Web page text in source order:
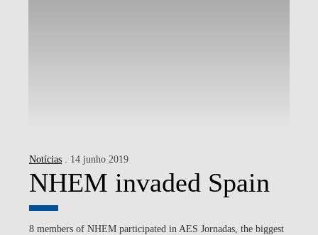
Notícias . 14 junho 2019
NHEM invaded Spain
8 members of NHEM participated in AES Jornadas, the biggest